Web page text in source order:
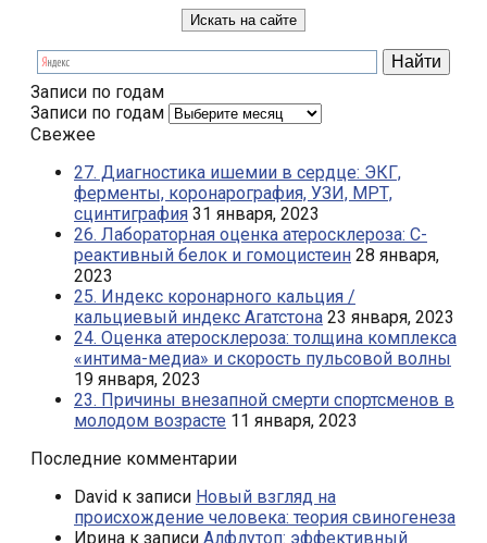
Записи по годам
Записи по годам
Свежее
27. Диагностика ишемии в сердце: ЭКГ,
ферменты, коронарография, УЗИ, МРТ,
сцинтиграфия 31 января, 2023
26. Лабораторная оценка атеросклероза: С-
реактивный белок и гомоцистеин 28 января,
2023
25. Индекс коронарного кальция /
кальциевый индекс Агатстона 23 января, 2023
24. Оценка атеросклероза: толщина комплекса
«интима-медиа» и скорость пульсовой волны
19 января, 2023
23. Причины внезапной смерти спортсменов в
молодом возрасте 11 января, 2023
Последние комментарии
David к записи Новый взгляд на
происхождение человека: теория свиногенеза
Ирина к записи Алфлутоп: эффективный